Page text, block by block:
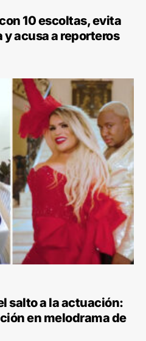
10 escoltas, evita
y acusa a reporteros
salto a la actuación:
en melodrama de